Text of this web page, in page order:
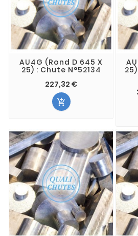
AU4G (Rond D 645 X
25) : Chute N°52134
227,32 €
